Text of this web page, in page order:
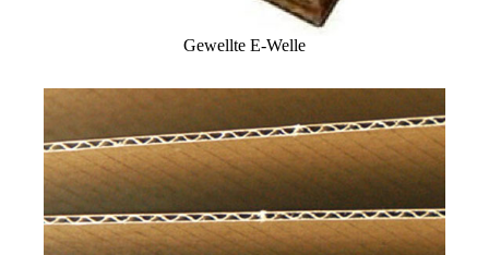
Gewellte E-Welle